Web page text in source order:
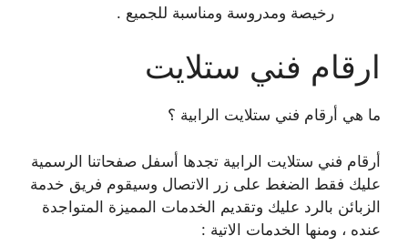
رخيصة ومدروسة ومناسبة للجميع .
ارقام فني ستلايت
ما هي أرقام فني ستلايت الرابية ؟
أرقام فني ستلايت الرابية تجدها أسفل صفحاتنا الرسمية
عليك فقط الضغط على زر الاتصال وسيقوم فريق خدمة
الزبائن بالرد عليك وتقديم الخدمات المميزة المتواجدة
عنده ، ومنها الخدمات الاتية :